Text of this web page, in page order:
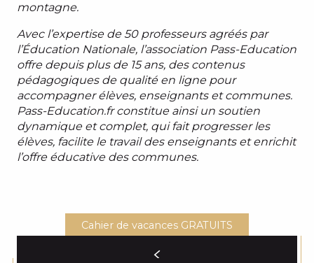
montagne.
Avec l’expertise de 50 professeurs agréés par
l’Éducation Nationale, l’association Pass-Education
offre depuis plus de 15 ans, des contenus
pédagogiques de qualité en ligne pour
accompagner élèves, enseignants et communes.
Pass-Education.fr constitue ainsi un soutien
dynamique et complet, qui fait progresser les
élèves, facilite le travail des enseignants et enrichit
l’offre éducative des communes.
Cahier de vacances GRATUITS